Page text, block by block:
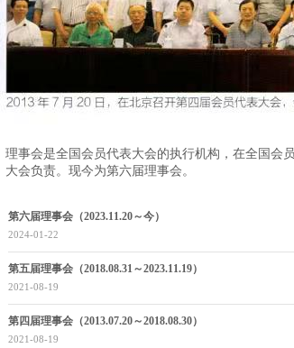
理事会是全国会员代表大会的执行机构，在全国会
大会负责。现今为第六届理事会。
第六届理事会（2023.11.20～今）
2024-01-22
第五届理事会（2018.08.31～2023.11.19）
2021-08-19
第四届理事会（2013.07.20～2018.08.30）
2021-08-19